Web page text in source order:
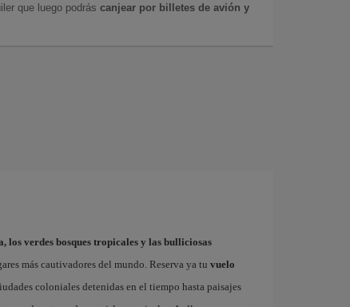
que luego podrás canjear por billetes de avión y
los verdes bosques tropicales y las bulliciosas
más cautivadores del mundo. Reserva ya tu vuelo
coloniales detenidas en el tiempo hasta paisajes